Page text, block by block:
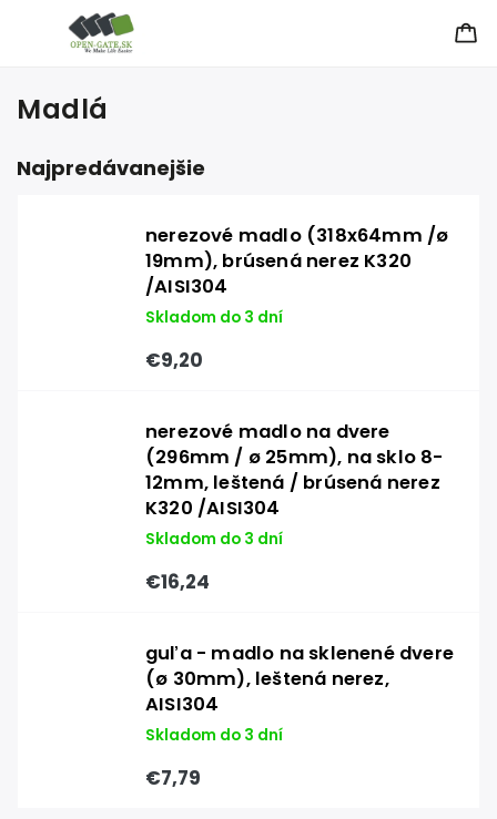
Madlá
Najpredávanejšie
nerezové madlo (318x64mm /ø
19mm), brúsená nerez K320
/AISI304
Skladom do 3 dní
€9,20
nerezové madlo na dvere
(296mm / ø 25mm), na sklo 8-
12mm, leštená / brúsená nerez
K320 /AISI304
Skladom do 3 dní
€16,24
guľa - madlo na sklenené dvere
(ø 30mm), leštená nerez,
AISI304
Skladom do 3 dní
€7,79